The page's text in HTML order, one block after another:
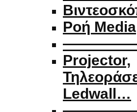
Ροή Media
Projector,
Ledwall…